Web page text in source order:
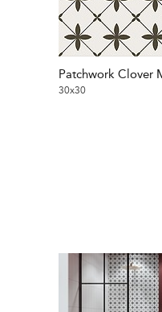
Patchwork Clover
30x30